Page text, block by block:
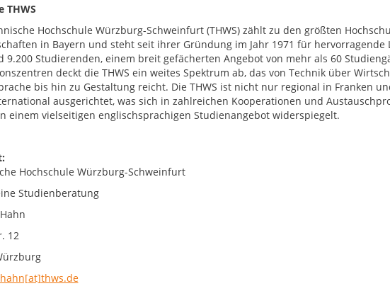
THWS
Hochschule Würzburg-Schweinfurt (THWS) zählt zu den größten
in Bayern und steht seit ihrer Gründung im Jahr 1971 für hervorragende
9.200 Studierenden, einem breit gefächerten Angebot von mehr als 60
deckt die THWS ein weites Spektrum ab, das von Technik über
bis hin zu Gestaltung reicht. Die THWS ist nicht nur regional in Franken
ausgerichtet, was sich in zahlreichen Kooperationen und
einem vielseitigen englischsprachigen Studienangebot widerspiegelt.
Hochschule Würzburg-Schweinfurt
Studienberatung
12